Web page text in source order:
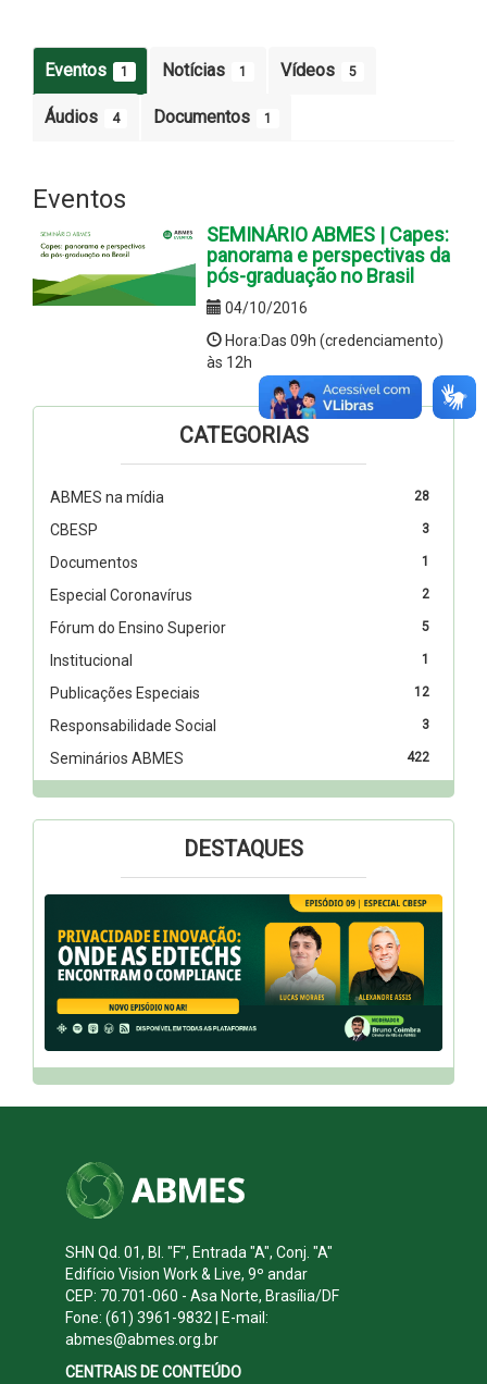
Eventos 1 Notícias 1 Vídeos 5
Áudios 4 Documentos 1
Eventos
SEMINÁRIO ABMES | Capes:
panorama e perspectivas da
pós-graduação no Brasil
04/10/2016
Hora:Das 09h (credenciamento)
às 12h
CATEGORIAS
28
ABMES na mídia
3
CBESP
1
Documentos
2
Especial Coronavírus
5
Fórum do Ensino Superior
1
Institucional
12
Publicações Especiais
3
Responsabilidade Social
422
Seminários ABMES
DESTAQUES
SHN Qd. 01, Bl. "F", Entrada "A", Conj. "A"
Edifício Vision Work & Live, 9º andar
CEP: 70.701-060 - Asa Norte, Brasília/DF
Fone: (61) 3961-9832 | E-mail:
abmes@abmes.org.br
CENTRAIS DE CONTEÚDO